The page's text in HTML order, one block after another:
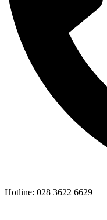
Hotline: 028 3622 6629